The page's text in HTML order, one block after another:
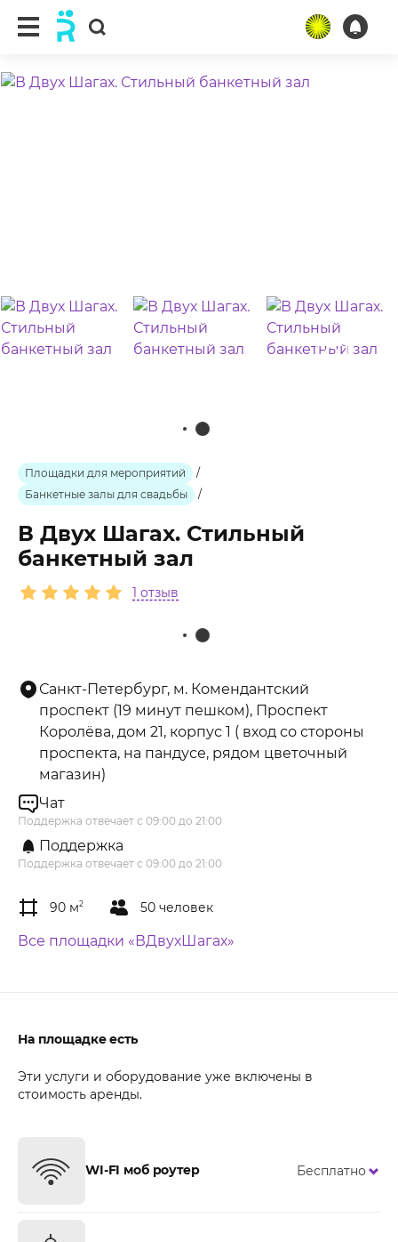
Площадки для мероприятий
/
Банкетные залы для свадьбы
/
В Двух Шагах. Стильный
банкетный зал
1 отзыв
Санкт-Петербург, м. Комендантский
проспект (19 минут пешком), Проспект
Королёва, дом 21, корпус 1 ( вход со стороны
проспекта, на пандусе, рядом цветочный
магазин)
Чат
Поддержка отвечает с 09:00 до 21:00
Поддержка
Поддержка отвечает с 09:00 до 21:00
90 м2 50 человек
Все площадки «ВДвухШагах»
На площадке есть
Эти услуги и оборудование уже включены в
стоимость аренды.
WI-FI моб роутер Бесплатно